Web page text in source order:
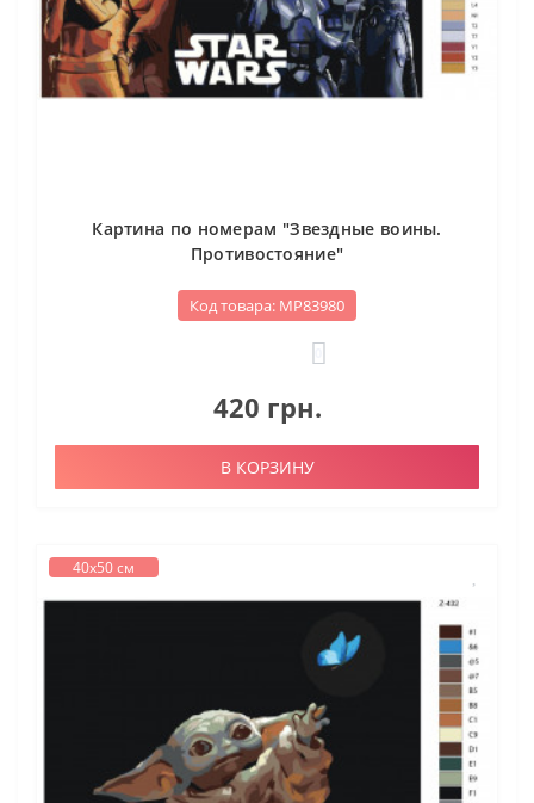
Картина по номерам "Звездные воины.
Противостояние"
Код товара: МР83980
420 грн.
В КОРЗИНУ
40х50 см